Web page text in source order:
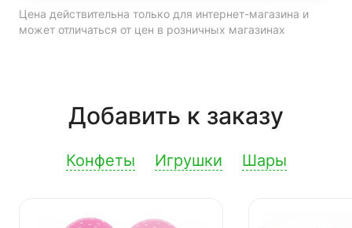
Цена действительна только для интернет-магазина и
может отличаться от цен в розничных магазинах
Добавить к заказу
Конфеты Игрушки Шары